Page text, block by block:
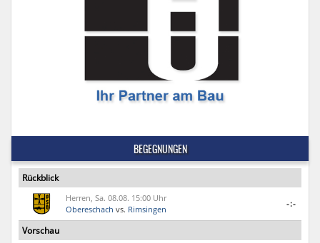
BEGEGNUNGEN
Rückblick
Herren, Sa. 08.08. 15:00 Uhr
Obereschach vs. Rimsingen
-:-
Vorschau